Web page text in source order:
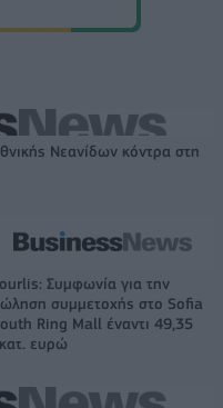
Νεανίδων κόντρα στη
Συμφωνία για την
συμμετοχής στο Sofia
Ring Mall έναντι 49,35
ευρώ